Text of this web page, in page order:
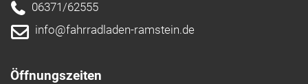
06371/62555
info@fahrradladen-ramstein.de
Öffnungszeiten